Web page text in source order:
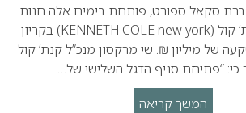
סקאל ספורט, פותחת בימים אלה חנות
דגל נוספת של קנת’ קול (KENNETH COLE new york) בקריון
של מיליון ₪. שי מרקסון מנכ”ל קנת’ קול
כי: “פתיחת סניף הדגל השלישי של…
המשך קריאה